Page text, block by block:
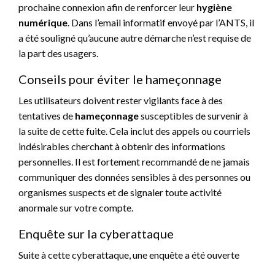
prochaine connexion afin de renforcer leur hygiène
numérique. Dans l’email informatif envoyé par l’ANTS, il
a été souligné qu’aucune autre démarche n’est requise de
la part des usagers.
Conseils pour éviter le hameçonnage
Les utilisateurs doivent rester vigilants face à des
tentatives de hameçonnagesusceptibles de survenir à
la suite de cette fuite. Cela inclut des appels ou courriels
indésirables cherchant à obtenir des informations
personnelles. Il est fortement recommandé de ne jamais
communiquer des données sensibles à des personnes ou
organismes suspects et de signaler toute activité
anormale sur votre compte.
Enquête sur la cyberattaque
Suite à cette cyberattaque, une enquête a été ouverte